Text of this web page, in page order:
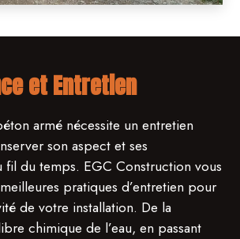
et Entretien
armé nécessite un entretien
son aspect et ses
fil du temps. EGC Construction vous
pratiques d’entretien pour
de votre installation. De la
chimique de l’eau, en passant